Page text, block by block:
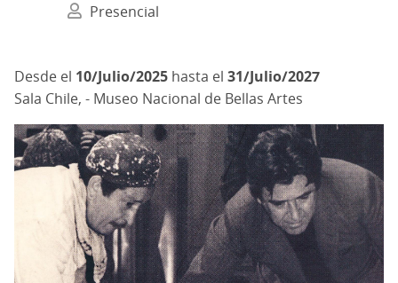
Presencial
10/Julio/2025 hasta el 31/Julio/2027
Sala Chile, - Museo Nacional de Bellas Artes